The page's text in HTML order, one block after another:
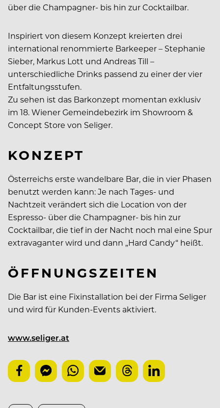
über die Champagner- bis hin zur Cocktailbar.
Inspiriert von diesem Konzept kreierten drei
international renommierte Barkeeper – Stephanie
Sieber, Markus Lott und Andreas Till –
unterschiedliche Drinks passend zu einer der vier
Entfaltungsstufen.
Zu sehen ist das Barkonzept momentan exklusiv
im 18. Wiener Gemeindebezirk im Showroom &
Concept Store von Seliger.
KONZEPT
Österreichs erste wandelbare Bar, die in vier Phasen
benutzt werden kann: Je nach Tages- und
Nachtzeit verändert sich die Location von der
Espresso- über die Champagner- bis hin zur
Cocktailbar, die tief in der Nacht noch mal eine Spur
extravaganter wird und dann „Hard Candy“ heißt.
ÖFFNUNGSZEITEN
Die Bar ist eine Fixinstallation bei der Firma Seliger
und wird für Kunden-Events aktiviert.
www.seliger.at